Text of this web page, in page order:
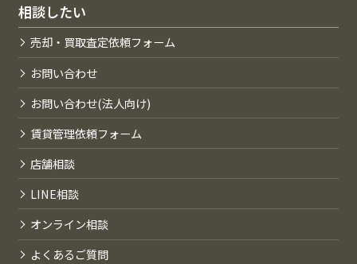
相談したい
売却・買取査定依頼フォーム
お問い合わせ
お問い合わせ(法人向け)
賃貸管理依頼フォーム
店舗相談
LINE相談
オンライン相談
よくあるご質問